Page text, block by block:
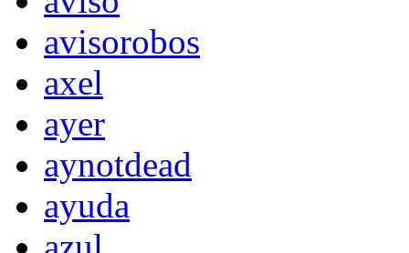
avisorobos
axel
ayer
aynotdead
ayuda